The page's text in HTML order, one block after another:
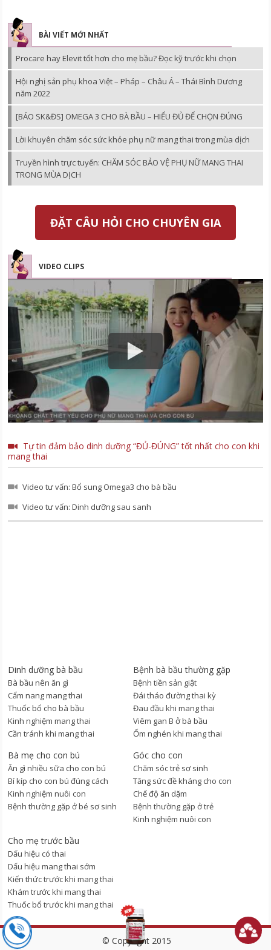
BÀI VIẾT MỚI NHẤT
Procare hay Elevit tốt hơn cho mẹ bầu? Đọc kỹ trước khi chọn
Hội nghị sản phụ khoa Việt – Pháp – Châu Á – Thái Bình Dương
năm 2022
[BÁO SK&ĐS] OMEGA 3 CHO BÀ BẦU – HIỂU ĐỦ ĐỂ CHỌN ĐÚNG
Lời khuyên chăm sóc sức khỏe phụ nữ mang thai trong mùa dịch
Truyền hình trực tuyến: CHĂM SÓC BẢO VỆ PHỤ NỮ MANG THAI
TRONG MÙA DỊCH
ĐẶT CÂU HỎI CHO CHUYÊN GIA
VIDEO CLIPS
Tự tin đảm bảo dinh dưỡng “ĐỦ-ĐÚNG” tốt nhất cho con khi
mang thai
Video tư vấn: Bổ sung Omega3 cho bà bầu
Video tư vấn: Dinh dưỡng sau sanh
Dinh dưỡng bà bầu
Bà bầu nên ăn gì
Cẩm nang mang thai
Thuốc bổ cho bà bầu
Kinh nghiệm mang thai
Cần tránh khi mang thai
Bệnh bà bầu thường gặp
Bệnh tiền sản giật
Đái tháo đường thai kỳ
Đau đầu khi mang thai
Viêm gan B ở bà bầu
Ốm nghén khi mang thai
Bà mẹ cho con bú
Ăn gì nhiều sữa cho con bú
Bí kíp cho con bú đúng cách
Kinh nghiệm nuôi con
Bệnh thường gặp ở bé sơ sinh
Góc cho con
Chăm sóc trẻ sơ sinh
Tăng sức đề kháng cho con
Chế độ ăn dặm
Bệnh thường gặp ở trẻ
Kinh nghiệm nuôi con
Cho mẹ trước bầu
Dấu hiệu có thai
Dấu hiệu mang thai sớm
Kiến thức trước khi mang thai
Khám trước khi mang thai
Thuốc bổ trước khi mang thai
© Copyright 2015